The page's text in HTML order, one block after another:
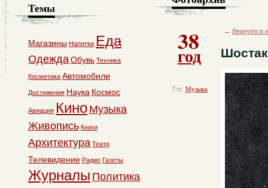
38
год
Тэг: Музыка
← Вернутся
Темы
Магазины Напитки Еда
ОдеждаОбувь Техника
Косметика Автомобили
Достижения Наука Космос
Авиация Кино Музыка
Живопись Книги
Архитектура Театр
Телевидение Радио Газеты
Журналы Политика